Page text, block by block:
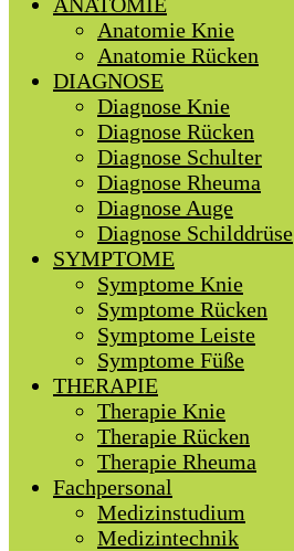
Anatomie Knie
Anatomie Rücken
DIAGNOSE
Diagnose Knie
Diagnose Rücken
Diagnose Schulter
Diagnose Rheuma
Diagnose Auge
Diagnose Schilddrüse
SYMPTOME
Symptome Knie
Symptome Rücken
Symptome Leiste
Symptome Füße
THERAPIE
Therapie Knie
Therapie Rücken
Therapie Rheuma
Fachpersonal
Medizinstudium
Medizintechnik